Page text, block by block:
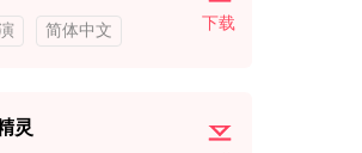
简体中文 下载
灵